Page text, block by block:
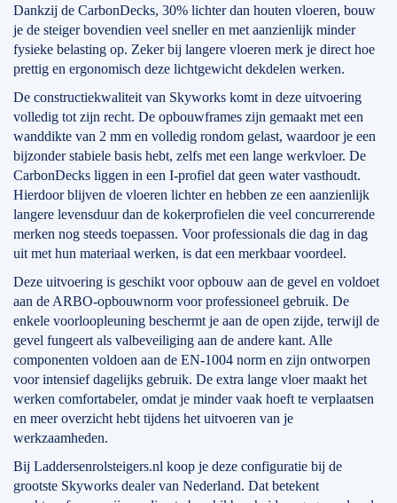
Dankzij de CarbonDecks, 30% lichter dan houten vloeren, bouw
je de steiger bovendien veel sneller en met aanzienlijk minder
fysieke belasting op. Zeker bij langere vloeren merk je direct hoe
prettig en ergonomisch deze lichtgewicht dekdelen werken.
De constructiekwaliteit van Skyworks komt in deze uitvoering
volledig tot zijn recht. De opbouwframes zijn gemaakt met een
wanddikte van 2 mm en volledig rondom gelast, waardoor je een
bijzonder stabiele basis hebt, zelfs met een lange werkvloer. De
CarbonDecks liggen in een I-profiel dat geen water vasthoudt.
Hierdoor blijven de vloeren lichter en hebben ze een aanzienlijk
langere levensduur dan de kokerprofielen die veel concurrerende
merken nog steeds toepassen. Voor professionals die dag in dag
uit met hun materiaal werken, is dat een merkbaar voordeel.
Deze uitvoering is geschikt voor opbouw aan de gevel en voldoet
aan de ARBO-opbouwnorm voor professioneel gebruik. De
enkele voorloopleuning beschermt je aan de open zijde, terwijl de
gevel fungeert als valbeveiliging aan de andere kant. Alle
componenten voldoen aan de EN-1004 norm en zijn ontworpen
voor intensief dagelijks gebruik. De extra lange vloer maakt het
werken comfortabeler, omdat je minder vaak hoeft te verplaatsen
en meer overzicht hebt tijdens het uitvoeren van je
werkzaamheden.
Bij Laddersenrolsteigers.nl koop je deze configuratie bij de
grootste Skyworks dealer van Nederland. Dat betekent